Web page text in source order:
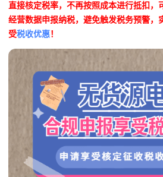
直接核定税率，不再按照成本进行抵扣，
经营数据申报纳税，避免触发税务预警，
受税收优惠！